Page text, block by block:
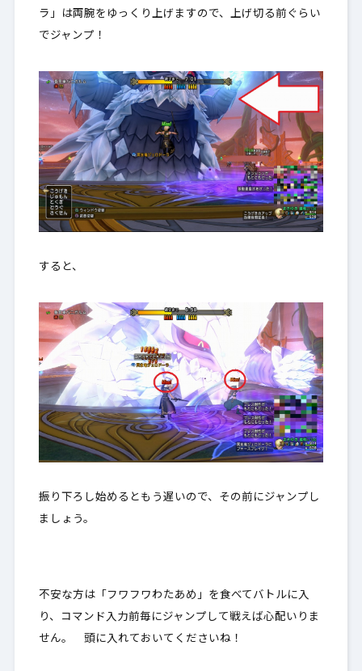
ラ」は両腕をゆっくり上げますので、上げ切る前ぐらい
でジャンプ！
すると、
振り下ろし始めるともう遅いので、その前にジャンプし
ましょう。
不安な方は「フワフワわたあめ」を食べてバトルに入
り、コマンド入力前毎にジャンプして戦えば心配いりま
せん。 頭に入れておいてくださいね！